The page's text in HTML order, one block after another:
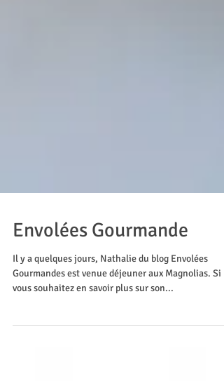
Envolées Gourmande
Il y a quelques jours, Nathalie du blog Envolées
vous souhaitez en savoir plus sur son...